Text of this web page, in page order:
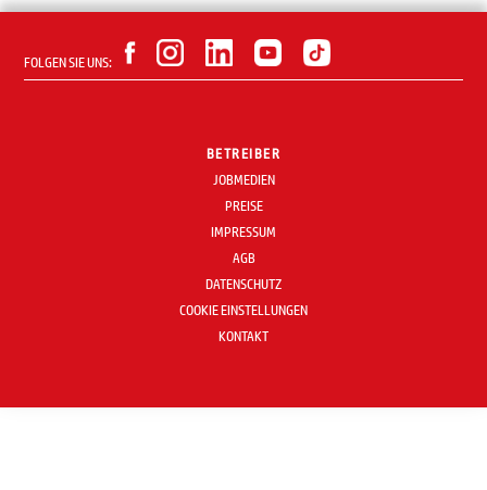
FOLGEN SIE UNS:
BETREIBER
JOBMEDIEN
PREISE
IMPRESSUM
AGB
DATENSCHUTZ
COOKIE EINSTELLUNGEN
KONTAKT